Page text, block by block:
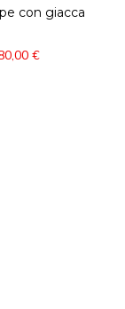
con giacca
€